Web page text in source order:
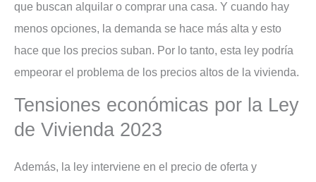
que buscan alquilar o comprar una casa. Y cuando hay
menos opciones, la demanda se hace más alta y esto
hace que los precios suban. Por lo tanto, esta ley podría
empeorar el problema de los precios altos de la vivienda.
Tensiones económicas por la Ley
de Vivienda 2023
Además, la ley interviene en el precio de oferta y